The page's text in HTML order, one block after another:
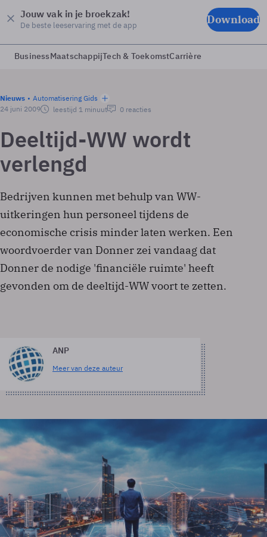
Jouw vak in je broekzak!
De beste leeservaring met de app Download
BusinessMaatschappijTech & ToekomstCarrière
Nieuws
Automatisering Gids
24 juni 2009
leestijd 1 minuut 0 reacties
Deeltijd-WW wordt
verlengd
Bedrijven kunnen met behulp van WW-
uitkeringen hun personeel tijdens de
economische crisis minder laten werken. Een
woordvoerder van Donner zei vandaag dat
Donner de nodige 'financiële ruimte' heeft
gevonden om de deeltijd-WW voort te zetten.
ANP
Meer van deze auteur